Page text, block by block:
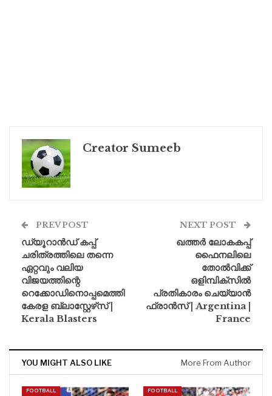
Creator Sumeeb
PREV POST
ഡ്യൂറാന്‍ഡ് കപ്പ്
ചരിത്രത്തിലെ തന്നെ
ഏറ്റവും വലിയ
വിജയത്തിന്റെ
റെക്കോഡിനൊപ്പമെത്തി
കേരള ബ്ലാസ്റ്റേഴ്‌സ് |
Kerala Blasters
NEXT POST
ഖത്തർ ലോകകപ്പ്
ഫൈനലിലെ
തോൽവിക്ക്
ഒളിമ്പിക്സിൽ
പ്രതികാരം ചെയ്യാൻ
ഫ്രാൻസ് | Argentina |
France
YOU MIGHT ALSO LIKE More From Author
FOOTBALL FOOTBALL